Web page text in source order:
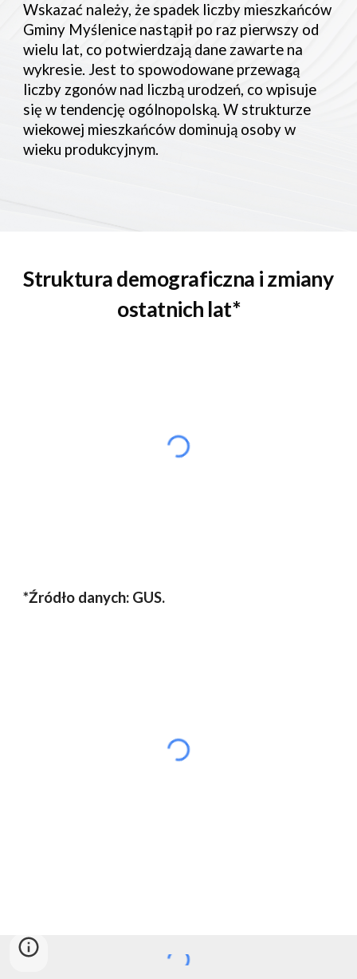
Wskazać należy, że spadek liczby mieszkańców
Gminy Myślenice nastąpił po raz pierwszy od
wielu lat, co potwierdzają dane zawarte na
wykresie. Jest to spowodowane przewagą
liczby zgonów nad liczbą urodzeń, co wpisuje
się w tendencję ogólnopolską. W strukturze
wiekowej mieszkańców dominują osoby w
wieku produkcyjnym.
Struktura demograficzna i zmiany
ostatnich lat*
*Źródło danych: GUS.